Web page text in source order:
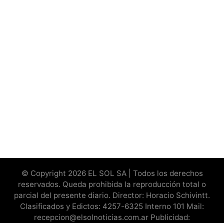
© Copyright 2026 EL SOL SA | Todos los derechos
reservados. Queda prohibida la reproducción total o
parcial del presente diario. Director: Horacio Schivintt.
Clasificados y Edictos: 4257-6325 Interno 101 Mail:
recepcion@elsolnoticias.com.ar Publicidad: